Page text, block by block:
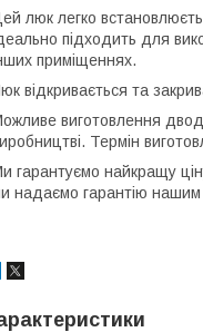
люк легко
підходить для
приміщеннях.
відкривається та
виготовлення
Термін
гарантуємо найкращу
надаємо гарантію нашим